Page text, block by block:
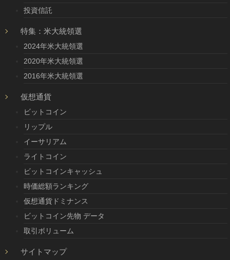
投資信託
特集：米大統領選
2024年米大統領選
2020年米大統領選
2016年米大統領選
仮想通貨
ビットコイン
リップル
イーサリアム
ライトコイン
ビットコインキャッシュ
時価総額ランキング
仮想通貨ドミナンス
ビットコイン先物 データ
取引ボリューム
サイトマップ